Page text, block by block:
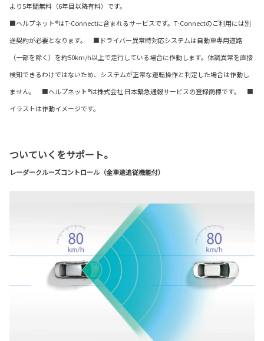
より5年間無料（6年目以降有料）です。
■ヘルプネット®はT-Connectに含まれるサービスです。T-Connectのご利用には別
途契約が必要となります。 ■ドライバー異常時対応システムは自動車専用道路
（一部を除く）を約50km/h以上で走行している場合に作動します。体調異常を直接
検知できるわけではないため、システムが正常な運転操作と判定した場合は作動し
ません。 ■ヘルプネット®は株式会社 日本緊急通報サービスの登録商標です。 ■
イラストは作動イメージです。
ついていくをサポート。
レーダークルーズコントロール（全車速追従機能付）